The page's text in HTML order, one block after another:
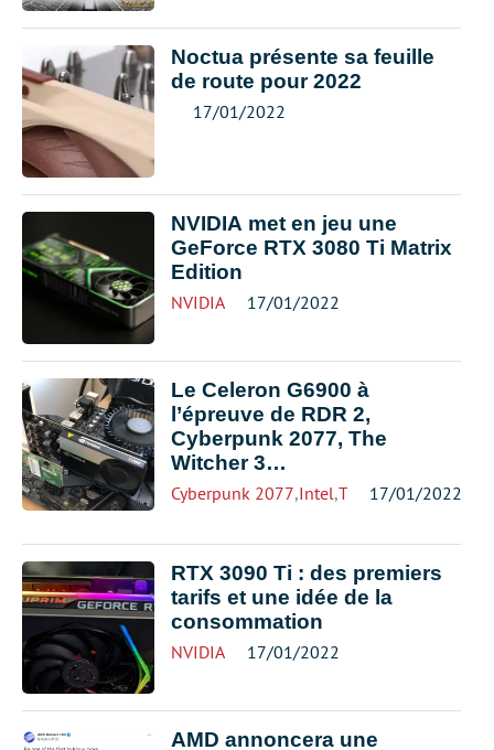
Noctua présente sa feuille
de route pour 2022
17/01/2022
NVIDIA met en jeu une
GeForce RTX 3080 Ti Matrix
Edition
NVIDIA 17/01/2022
Le Celeron G6900 à
l’épreuve de RDR 2,
Cyberpunk 2077, The
Witcher 3…
Cyberpunk 2077,Intel,The Witcher
17/01/2022
RTX 3090 Ti : des premiers
tarifs et une idée de la
consommation
NVIDIA 17/01/2022
AMD annoncera une